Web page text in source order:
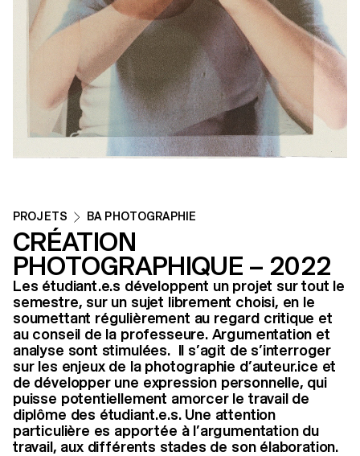
PROJETS BA PHOTOGRAPHIE
CRÉATION
PHOTOGRAPHIQUE – 2022
Les étudiant.e.s développent un projet sur tout le
semestre, sur un sujet librement choisi, en le
soumettant régulièrement au regard critique et
au conseil de la professeure. Argumentation et
analyse sont stimulées. Il s’agit de s’interroger
sur les enjeux de la photographie d’auteur.ice et
de développer une expression personnelle, qui
puisse potentiellement amorcer le travail de
diplôme des étudiant.e.s. Une attention
particulière es apportée à l’argumentation du
travail, aux différents stades de son élaboration.